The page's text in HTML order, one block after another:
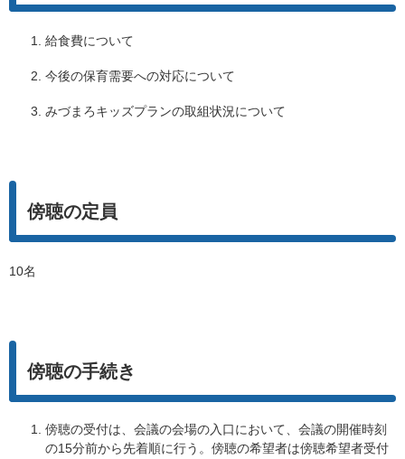
給食費について
今後の保育需要への対応について
みづまろキッズプランの取組状況について
傍聴の定員
10名
傍聴の手続き
傍聴の受付は、会議の会場の入口において、会議の開催時刻
の15分前から先着順に行う。傍聴の希望者は傍聴希望者受付